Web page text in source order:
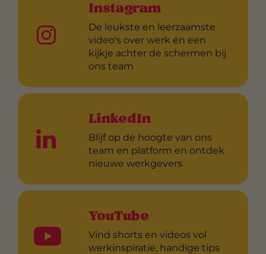
Instagram
De leukste en leerzaamste
video's over werk én een
kijkje achter de schermen bij
ons team
LinkedIn
Blijf op de hoogte van ons
team en platform en ontdek
nieuwe werkgevers
YouTube
Vind shorts en videos vol
werkinspiratie, handige tips